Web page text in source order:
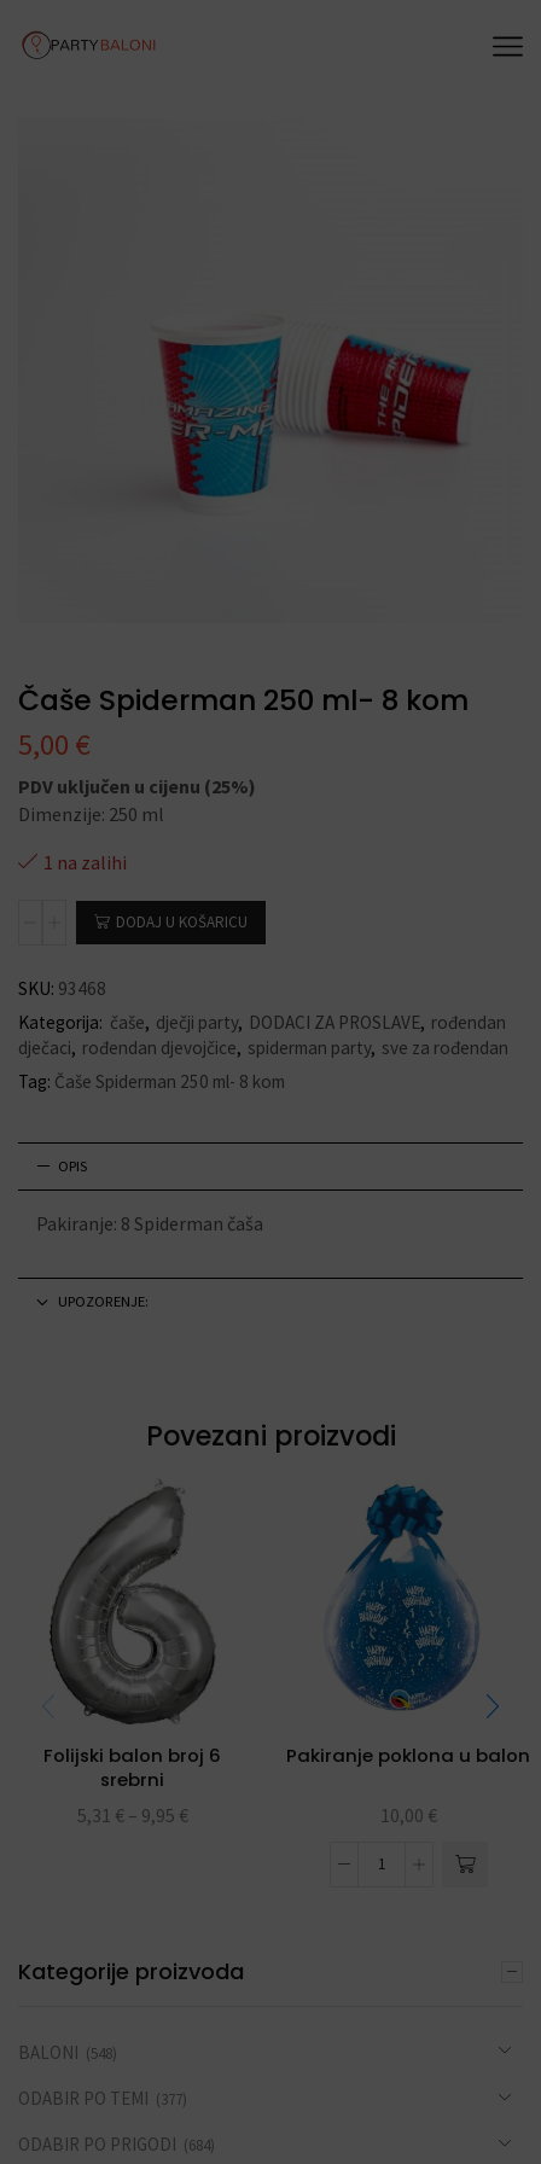
Čaše Spiderman 250 ml- 8 kom
5,00 €
PDV uključen u cijenu (25%)
Dimenzije: 250 ml
1 na zalihi
DODAJ U KOŠARICU
SKU: 93468
Kategorija: čaše, dječji party, DODACI ZA PROSLAVE, rođendan
dječaci, rođendan djevojčice, spiderman party, sve za rođendan
Tag: Čaše Spiderman 250 ml- 8 kom
OPIS
Pakiranje: 8 Spiderman čaša
UPOZORENJE:
Povezani proizvodi
Folijski balon broj 6
srebrni
5,31 € – 9,95 €
Pakiranje poklona u balon
10,00 €
Kategorije proizvoda
BALONI (548)
ODABIR PO TEMI (377)
ODABIR PO PRIGODI (684)